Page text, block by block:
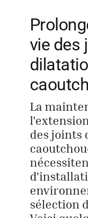
vie des
La
des joints
sélection